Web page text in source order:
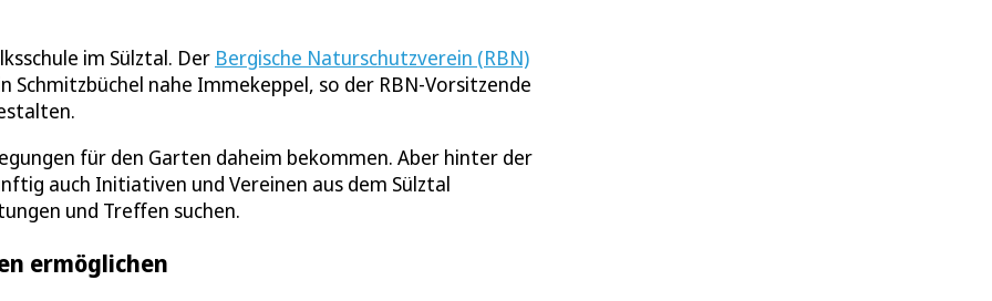
im Sülztal. Der Bergische Naturschutzverein (RBN)
nahe Immekeppel, so der RBN-Vorsitzende
für den Garten daheim bekommen. Aber hinter der
auch Initiativen und Vereinen aus dem Sülztal
und Treffen suchen.
ermöglichen